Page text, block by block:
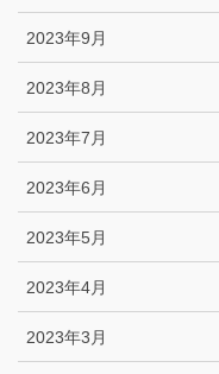
2023年9月
2023年8月
2023年7月
2023年6月
2023年5月
2023年4月
2023年3月